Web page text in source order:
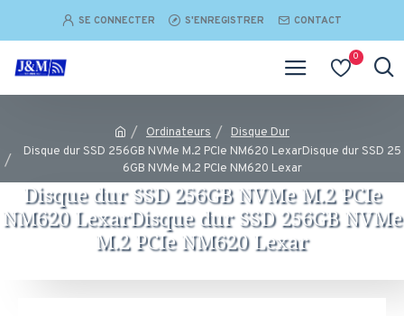
SE CONNECTER S'ENREGISTRER CONTACT
0
Ordinateurs
Disque Dur
Disque dur SSD 256GB NVMe M.2 PCIe NM620 LexarDisque dur SSD 25
6GB NVMe M.2 PCIe NM620 Lexar
Disque dur SSD 256GB NVMe M.2 PCIe
NM620 LexarDisque dur SSD 256GB NVMe
M.2 PCIe NM620 Lexar